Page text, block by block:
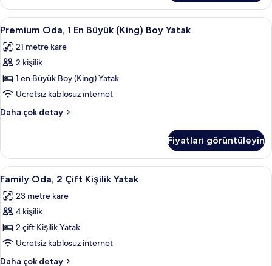
daha
fazla
detay
Premium
Oda,
1
En
Büyük
(King)
Boy
Yatak
tüm
fotoğrafları
görün
Anti alerjik yatak takımı, odada kasa,
8
Premium Oda, 1 En Büyük (King) Boy Yatak
21 metre kare
2 kişilik
1 en Büyük Boy (King) Yatak
Ücretsiz kablosuz internet
Daha çok detay
Premium
Büyük
(King)
Boy
hakkında
daha
detay
Fiyatları görüntüleyin
Family
Oda,
2
Çift
Kişilik
Yatak
için
Family Oda, 2 Çift Kişilik Yatak | Anti
7
Family Oda, 2 Çift Kişilik Yatak
23 metre kare
4 kişilik
2 çift Kişilik Yatak
Ücretsiz kablosuz internet
Daha çok detay
Family